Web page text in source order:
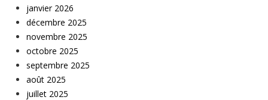
janvier 2026
décembre 2025
novembre 2025
octobre 2025
septembre 2025
août 2025
juillet 2025